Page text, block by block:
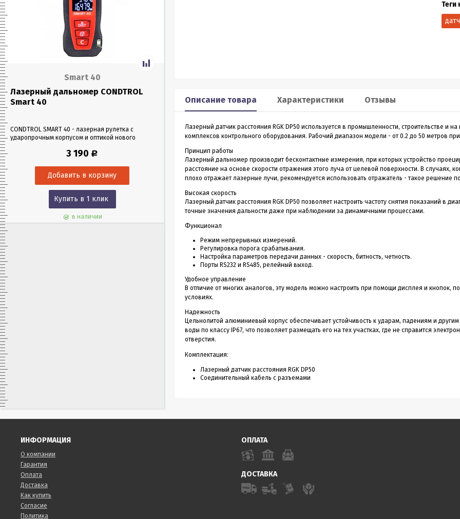
Smart 40
Лазерный дальномер CONDTROL
Smart 40
CONDTROL SMART 40 - лазерная рулетка с
ударопрочным корпусом и оптикой нового
в любых условиях освещения. Позволяет
помещениях на расстоянии до 40 м.
3 190 Р
Купить в 1 клик
в наличии
Smart 60
CONDTROL SMART 60 – лазерный дальномер, в
эргономичном ударопрочном корпусе.
Лазерная рулетка работает на расстоянии от
0,05 до 60 метров даже на улице. Погрешность
измерения – всего 1,5 мм
3 990
Купить в 1 клик
CONDTROL XP2
Лазерный дальномер CONDTROL XP2 –
старшая модель дальномера XP1.
функционалом - расширенный Пифагор,
измерение площади стен и функцией
измерения угла наклона, которая на
Купить в 1 клик
Теги
Описание товара Характеристики Отзывы
Лазерный датчик расстояния RGK DP50 используется в промышленности, строительстве и
комплексов контрольного оборудования. Рабочий диапазон модели - от 0.2 до 50 метров
Принцип работы
Лазерный дальномер производит бесконтактные измерения, при которых устройство
расстояние на основе скорости отражения этого луча от целевой поверхности. В случаях,
плохо отражает лазерные лучи, рекомендуется использовать отражатель - такое решение
Высокая скорость
Лазерный датчик расстояния RGK DP50 позволяет настроить частоту снятия показаний в
точные значения дальности даже при наблюдении за динамичными процессами.
Функционал
Режим непрерывных измерений.
Регулировка порога срабатывания.
Настройка параметров передачи данных - скорость, битность, четность.
Порты RS232 и RS485, релейный выход.
Удобное управление
В отличие от многих аналогов, эту модель можно настроить при помощи дисплея и кнопок,
условиях.
Надежность
Цельнолитой алюминиевый корпус обеспечивает устойчивость к ударам, падениям и
воды по классу IP67, что позволяет размещать его на тех участках, где не справится
отверстия.
Комплектация:
Лазерный датчик расстояния RGK DP50
Соединительный кабель с разъемами
ИНФОРМАЦИЯ
О компании
Гарантия
Оплата
Доставка
Как купить
Согласие
Политика
ОПЛАТА
ДОСТАВКА